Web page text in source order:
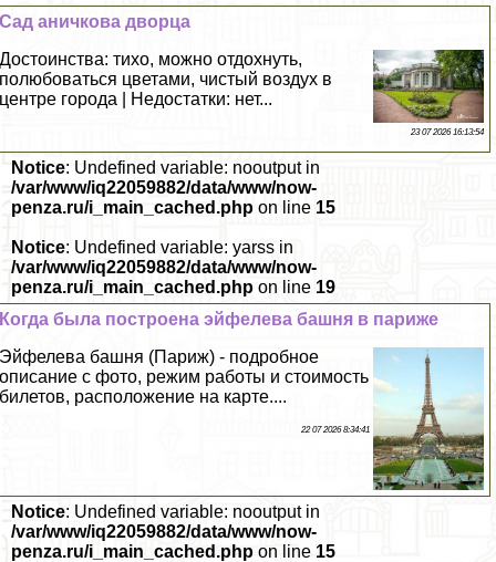
Сад аничкова дворца
Достоинства: тихо, можно отдохнуть,
полюбоваться цветами, чистый воздух в
центре города | Недостатки: нет...
23 07 2026 16:13:54
Notice: Undefined variable: nooutput in
/var/www/iq22059882/data/www/now-
penza.ru/i_main_cached.php on line 15
Notice: Undefined variable: yarss in
/var/www/iq22059882/data/www/now-
penza.ru/i_main_cached.php on line 19
Когда была построена эйфелева башня в париже
Эйфелева башня (Париж) - подробное
описание с фото, режим работы и стоимость
билетов, расположение на карте....
22 07 2026 8:34:41
Notice: Undefined variable: nooutput in
/var/www/iq22059882/data/www/now-
penza.ru/i_main_cached.php on line 15